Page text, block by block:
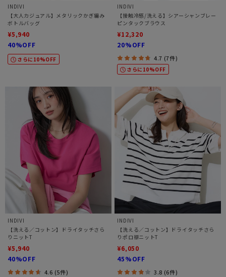
INDIVI
【大人カジュアル】メタリックかぎ編み
ボトルバッグ
¥5,940
40%OFF
さらに10%OFF
INDIVI
【接触冷感/洗える】シアーシャンブレー
ピンタックブラウス
¥12,320
20%OFF
4.7 (7件)
さらに10%OFF
INDIVI
【洗える／コットン】ドライタッチさら
りニットT
¥5,940
40%OFF
4.6 (5件)
INDIVI
【洗える／コットン】ドライタッチさら
りポロ襟ニットT
¥6,050
45%OFF
3.8 (6件)